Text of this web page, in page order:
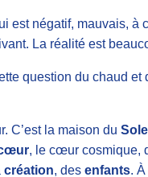
est négatif, mauvais, à
La réalité est
question du chaud et
C’est la maison du
, le cœur cosmique,
création, des enfants.